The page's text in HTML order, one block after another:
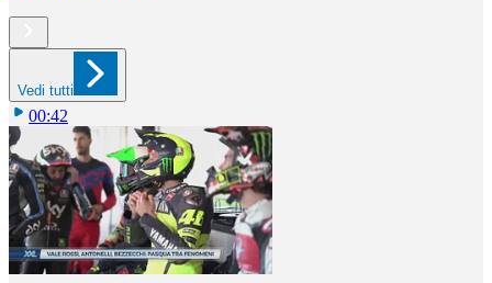
Vedi tutti
00:42